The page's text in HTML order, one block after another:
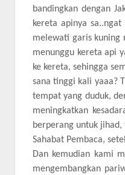
bandingkan dengan
kereta apinya
melewati garis kuning
menunggu kereta api
ke kereta, sehingga
sana tinggi kali yaaa?
tempat yang duduk,
meningkatkan
berperang untuk
Sahabat Pembaca,
Dan kemudian kami
mengembangkan